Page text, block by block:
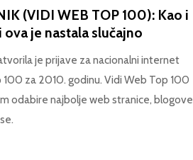
(VIDI WEB TOP 100): Kao i
je nastala slučajno
je prijave za nacionalni internet
za 2010. godinu. Vidi Web Top 100
odabire najbolje web stranice, blogove